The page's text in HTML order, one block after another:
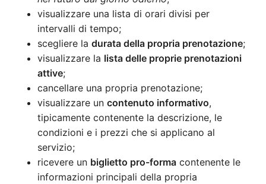
visualizzare una lista di orari divisi per
intervalli di tempo;
scegliere la durata della propria prenotazione;
visualizzare la lista delle proprie prenotazioni
attive;
cancellare una propria prenotazione;
visualizzare un contenuto informativo,
tipicamente contenente la descrizione, le
condizioni e i prezzi che si applicano al
servizio;
ricevere un biglietto pro-formacontenente le
informazioni principali della propria